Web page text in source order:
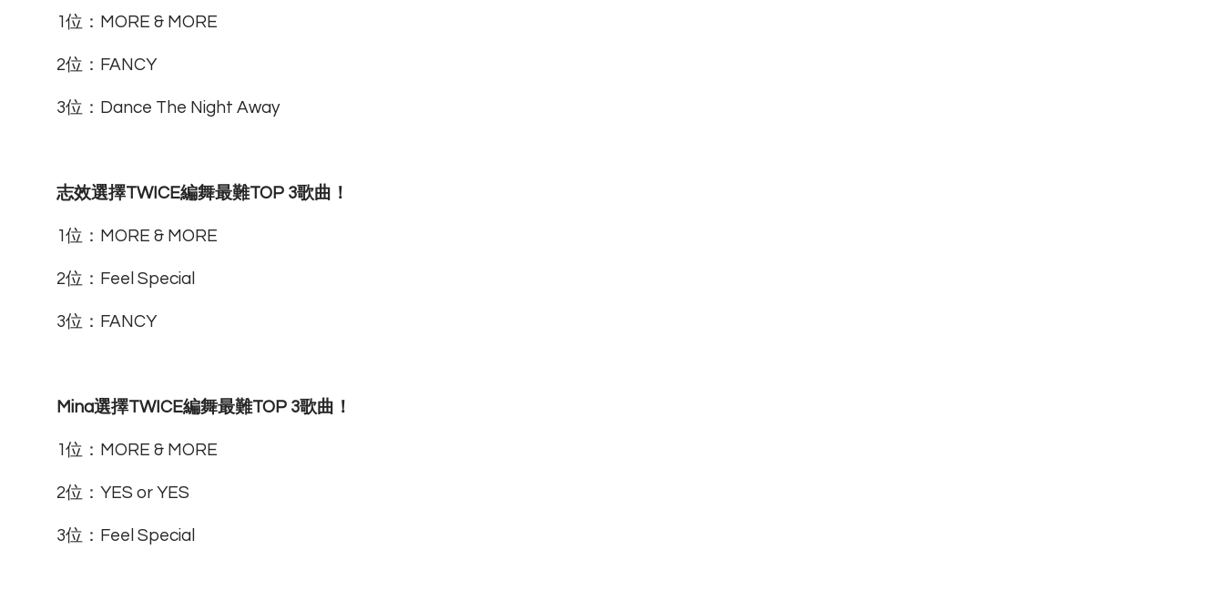
1位：MORE & MORE
2位：FANCY
3位：Dance The Night Away
志效選擇TWICE編舞最難TOP 3歌曲！
1位：MORE & MORE
2位：Feel Special
3位：FANCY
Mina選擇TWICE編舞最難TOP 3歌曲！
1位：MORE & MORE
2位：YES or YES
3位：Feel Special